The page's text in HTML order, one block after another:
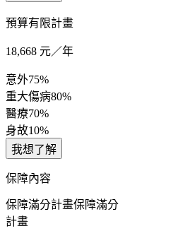
預算有限計畫
18,668 元／年
意外75%
重大傷病80%
醫療70%
身故10%
我想了解
保障內容
保障滿分計畫保障滿分
計畫